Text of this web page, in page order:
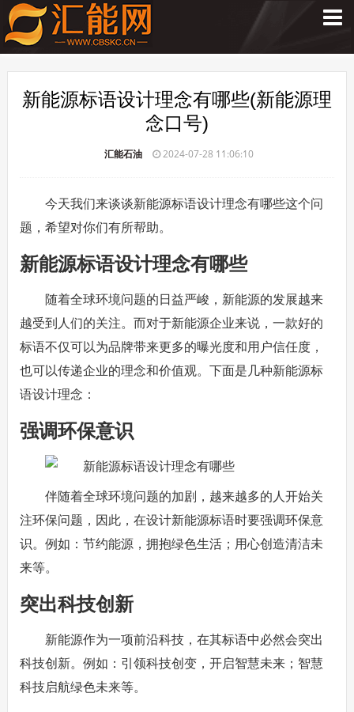
新能源标语设计理念有哪些(新能源理
念口号)
汇能石油 2024-07-28 11:06:10
今天我们来谈谈新能源标语设计理念有哪些这个问
题，希望对你们有所帮助。
新能源标语设计理念有哪些
随着全球环境问题的日益严峻，新能源的发展越来
越受到人们的关注。而对于新能源企业来说，一款好的
标语不仅可以为品牌带来更多的曝光度和用户信任度，
也可以传递企业的理念和价值观。下面是几种新能源标
语设计理念：
强调环保意识
伴随着全球环境问题的加剧，越来越多的人开始关
注环保问题，因此，在设计新能源标语时要强调环保意
识。例如：节约能源，拥抱绿色生活；用心创造清洁未
来等。
突出科技创新
新能源作为一项前沿科技，在其标语中必然会突出
科技创新。例如：引领科技创变，开启智慧未来；智慧
科技启航绿色未来等。